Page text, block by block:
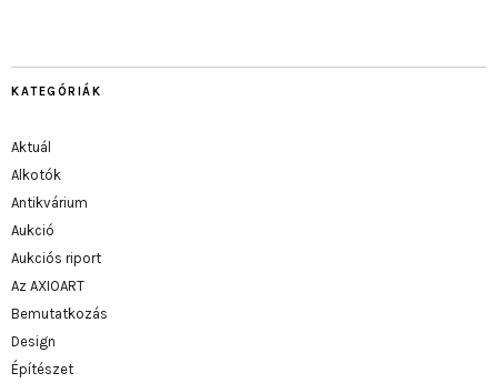
KATEGÓRIÁK
Aktuál
Alkotók
Antikvárium
Aukció
Aukciós riport
Az AXIOART
Bemutatkozás
Design
Építészet